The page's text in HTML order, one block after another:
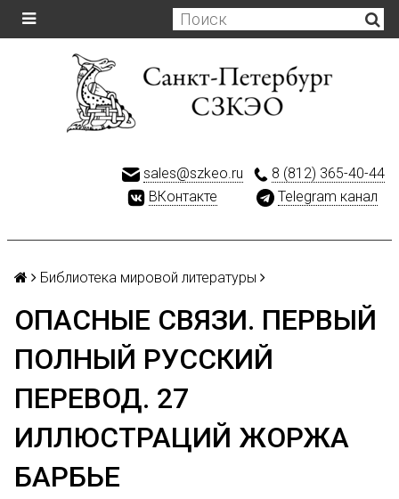
sales@szkeo.ru
8 (812) 365-40-44
ВКонтакте
Telegram канал
Библиотека мировой литературы
ОПАСНЫЕ СВЯЗИ. ПЕРВЫЙ
ПОЛНЫЙ РУССКИЙ
ПЕРЕВОД. 27
ИЛЛЮСТРАЦИЙ ЖОРЖА
БАРБЬЕ